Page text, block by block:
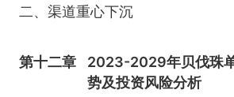
二、渠道重心下沉
第十二章
2023-2029年贝伐珠
势及投资风险分析